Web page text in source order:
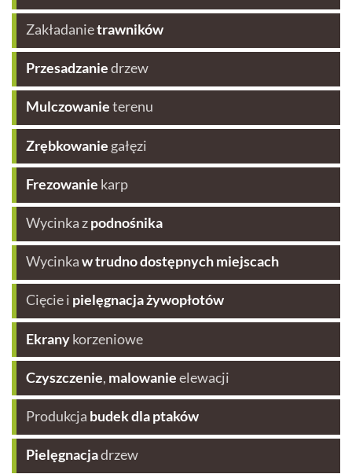
Zakładanietrawników
Przesadzaniedrzew
Mulczowanieterenu
Zrębkowanie gałęzi
Frezowanie karp
Wycinka zpodnośnika
Wycinkaw trudno dostępnych miejscach
Cięcie i pielęgnacja żywopłotów
Ekranykorzeniowe
Czyszczenie, malowanieelewacji
Produkcja budek dla ptaków
Pielęgnacjadrzew